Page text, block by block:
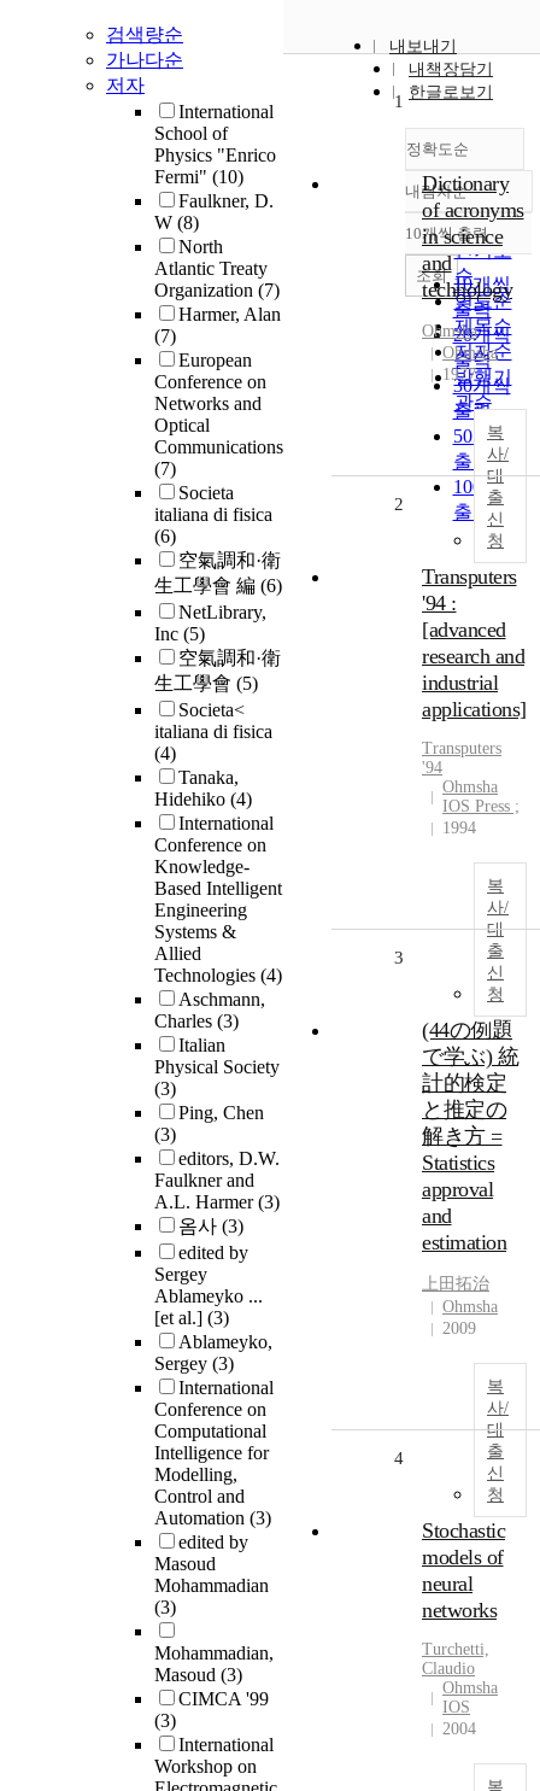
검색량순
가나다순
저자
International
School of
Physics "Enrico
Fermi" (10)
Faulkner, D.
W (8)
North
Atlantic Treaty
Organization (7)
Harmer, Alan
(7)
European
Conference on
Networks and
Optical
Communications
(7)
Societa
italiana di fisica
(6)
空氣調和·衛
生工學會 編 (6)
NetLibrary,
Inc (5)
空氣調和·衛
生工學會 (5)
Societa<
italiana di fisica
(4)
Tanaka,
Hidehiko (4)
International
Conference on
Knowledge-
Based Intelligent
Engineering
Systems &
Allied
Technologies (4)
Aschmann,
Charles (3)
Italian
Physical Society
(3)
Ping, Chen
(3)
editors, D.W.
Faulkner and
A.L. Harmer(3)
옴사 (3)
edited by
Sergey
Ablameyko ...
[et al.] (3)
Ablameyko,
Sergey (3)
International
Conference on
Computational
Intelligence for
Modelling,
Control and
Automation (3)
edited by
Masoud
Mohammadian
(3)
Mohammadian,
Masoud (3)
CIMCA '99
(3)
International
Workshop on
내보내기
내책장담기
한글로보기
정확도순
정확도
순
인기도
순
연도순
제목순
저자순
발행기
관순
내림차순
내림차순
10개씩 출력
10개씩
출력
20개씩
출력
30개씩
출력
50개씩
출력
100개씩
출력
조회
1
Dictionary
of acronyms
in science
and
technology
Ohmsha
Ohmsha
1977
복
사/
대
출
신
청
2
Transputers
'94 :
[advanced
research and
industrial
applications]
Transputers
'94
Ohmsha
IOS Press ;
1994
복
사/
대
출
신
청
3
(44の例題
で学ぶ) 統
計的検定
と推定の
解き方 =
Statistics
approval
and
estimation
上田拓治
Ohmsha
2009
복
사/
대
출
신
청
4
Stochastic
models of
neural
networks
Turchetti,
Claudio
Ohmsha
IOS
2004
복